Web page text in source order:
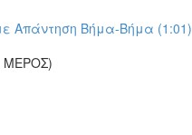
Απάντηση Βήμα-Βήμα (1:01)
ΜΕΡΟΣ)